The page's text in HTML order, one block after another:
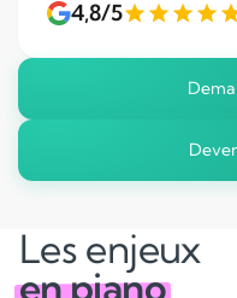
4,8/5
Les enjeux
en piano